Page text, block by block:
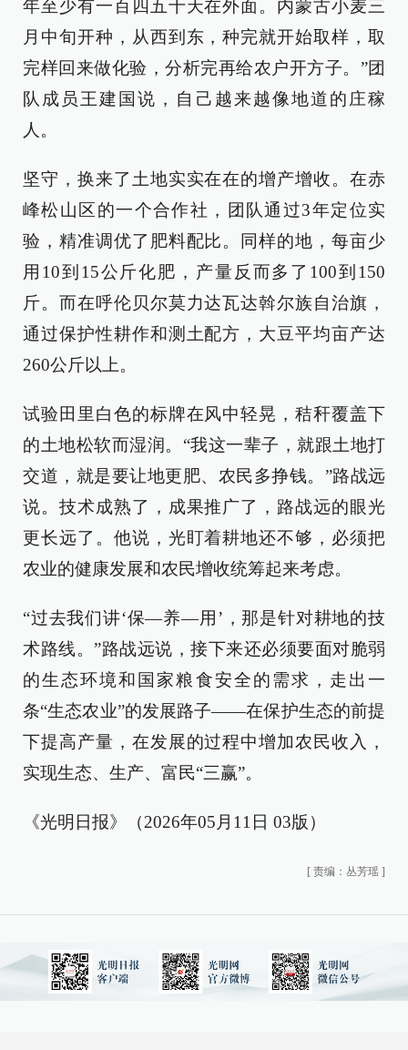
年至少有一百四五十天在外面。内蒙古小麦三
月中旬开种，从西到东，种完就开始取样，取
完样回来做化验，分析完再给农户开方子。”团
队成员王建国说，自己越来越像地道的庄稼
人。
坚守，换来了土地实实在在的增产增收。在赤
峰松山区的一个合作社，团队通过3年定位实
验，精准调优了肥料配比。同样的地，每亩少
用10到15公斤化肥，产量反而多了100到150
斤。而在呼伦贝尔莫力达瓦达斡尔族自治旗，
通过保护性耕作和测土配方，大豆平均亩产达
260公斤以上。
试验田里白色的标牌在风中轻晃，秸秆覆盖下
的土地松软而湿润。“我这一辈子，就跟土地打
交道，就是要让地更肥、农民多挣钱。”路战远
说。技术成熟了，成果推广了，路战远的眼光
更长远了。他说，光盯着耕地还不够，必须把
农业的健康发展和农民增收统筹起来考虑。
“过去我们讲‘保—养—用’，那是针对耕地的技
术路线。”路战远说，接下来还必须要面对脆弱
的生态环境和国家粮食安全的需求，走出一
条“生态农业”的发展路子——在保护生态的前提
下提高产量，在发展的过程中增加农民收入，
实现生态、生产、富民“三赢”。
《光明日报》（2026年05月11日 03版）
[ 责编：丛芳瑶 ]